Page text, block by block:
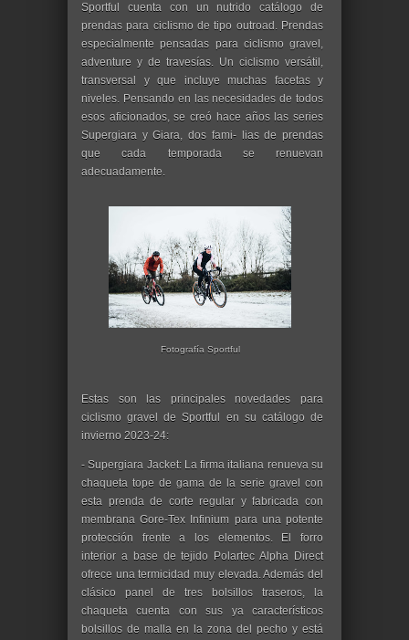
Sportful cuenta con un nutrido catálogo de
prendas para ciclismo de tipo outroad. Prendas
especialmente pensadas para ciclismo gravel,
adventure y de travesías. Un ciclismo versátil,
transversal y que incluye muchas facetas y
niveles. Pensando en las necesidades de todos
esos aficionados, se creó hace años las series
Supergiara y Giara, dos fami- lias de prendas
que cada temporada se renuevan
adecuadamente.
Fotografía Sportful
Estas son las principales novedades para
ciclismo gravel de Sportful en su catálogo de
invierno 2023-24:
- Supergiara Jacket: La firma italiana renueva su
chaqueta tope de gama de la serie gravel con
esta prenda de corte regular y fabricada con
membrana Gore-Tex Infinium para una potente
protección frente a los elementos. El forro
interior a base de tejido Polartec Alpha Direct
ofrece una termicidad muy elevada. Además del
clásico panel de tres bolsillos traseros, la
chaqueta cuenta con sus ya característicos
bolsillos de malla en la zona del pecho y está